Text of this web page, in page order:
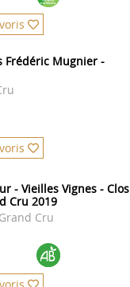
Frédéric Mugnier -
- Vieilles Vignes - Clos
Cru 2019
Cru